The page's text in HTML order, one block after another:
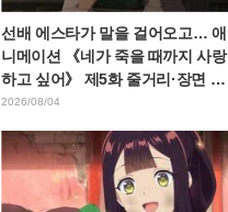
선배 에스타가 말을 걸어오고… 애
니메이션 《네가 죽을 때까지 사랑
하고 싶어》 제5화 줄거리·장면 컷·
WEB 예고·에피소드 포스터 공개
2026/08/04